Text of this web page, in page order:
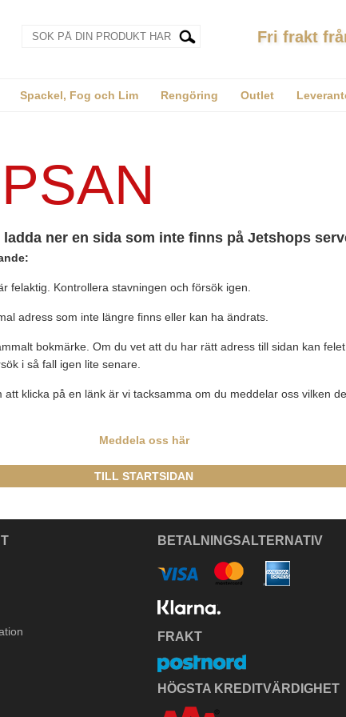
Fri frakt
Spackel, Fog och Lim Rengöring Outlet
ner en sida som inte finns på Jetshops
felaktig. Kontrollera stavningen och försök igen.
adress som inte längre finns eller kan ha ändrats.
bokmärke. Om du vet att du har rätt adress till sidan kan
i så fall igen lite senare.
att klicka på en länk är vi tacksamma om du meddelar oss vilken
Meddela oss här
TILL STARTSIDAN
BETALNINGSALTERNATIV
FRAKT
HÖGSTA KREDITVÄRDIGHET